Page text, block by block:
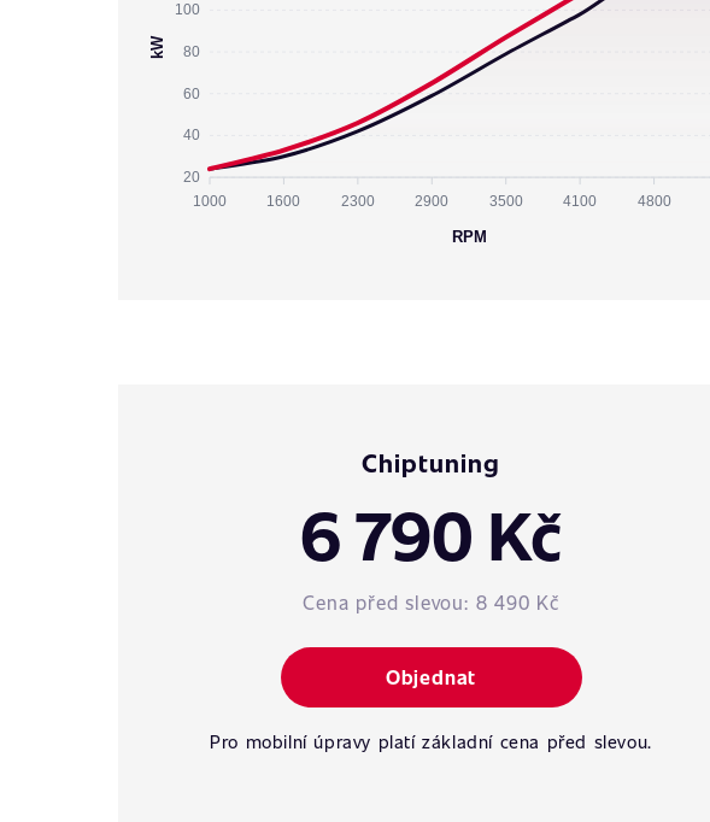
100
80
60
40
20
kW
1000 1600 2300 2900 3500 4100 4800
RPM
Chiptuning
6 790 Kč
Cena před slevou: 8 490 Kč
Objednat
Pro mobilní úpravy platí základní cena před slevou.